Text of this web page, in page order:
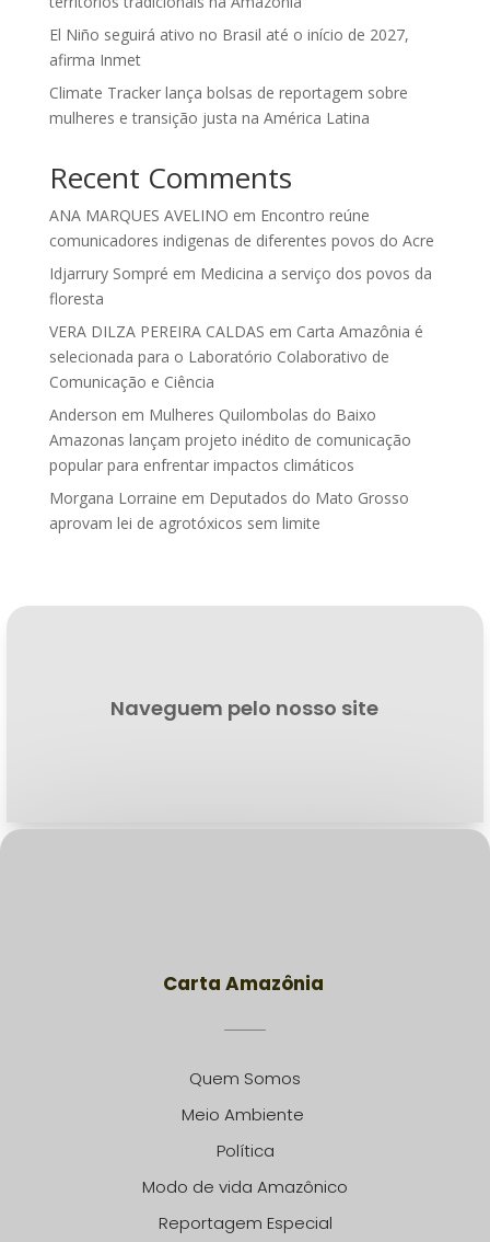
El Niño seguirá ativo no Brasil até o início de 2027,
afirma Inmet
Climate Tracker lança bolsas de reportagem sobre
mulheres e transição justa na América Latina
Recent Comments
ANA MARQUES AVELINO em Encontro reúne
comunicadores indigenas de diferentes povos do Acre
Idjarrury Sompré em Medicina a serviço dos povos da
floresta
VERA DILZA PEREIRA CALDAS em Carta Amazônia é
selecionada para o Laboratório Colaborativo de
Comunicação e Ciência
Anderson em Mulheres Quilombolas do Baixo
Amazonas lançam projeto inédito de comunicação
popular para enfrentar impactos climáticos
Morgana Lorraine em Deputados do Mato Grosso
aprovam lei de agrotóxicos sem limite
Naveguem pelo nosso site
Carta Amazônia
Quem Somos
Meio Ambiente
Política
Modo de vida Amazônico
Reportagem Especial